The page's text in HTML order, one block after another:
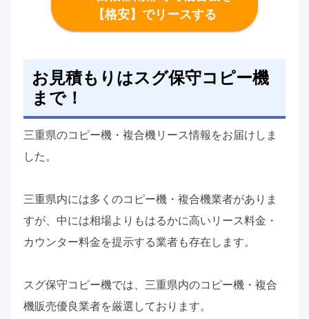
【格安】でリースする
お見積もりはスグ保守コピー機
まで！
三重県のコピー機・複合機リース情報をお届けしま
した。
三重県内には多くのコピー機・複合機業者がありま
すが、中には相場よりもはるかに高いリース料金・
カウンター料金を提示する業者も存在します。
スグ保守コピー機では、三重県内のコピー機・複合
機販売優良業者を厳選しております。